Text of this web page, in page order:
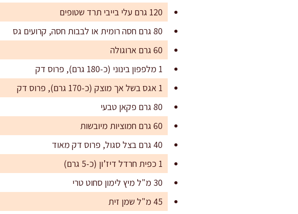
120 גרם עלי בייבי תרד שטופים
80 גרם חסה רומית או לבבות חסה, קרועים גס
60 גרם ארוגולה
1 מלפפון בינוני (כ-180 גרם), פרוס דק
1 אגס בשל אך מוצק (כ-170 גרם), פרוס דק
80 גרם פקאן טבעי
60 גרם חמוציות מיובשות
40 גרם בצל סגול, פרוס דק מאוד
1 כפית חרדל דיז’ון (כ-5 גרם)
30 מ"ל מיץ לימון סחוט טרי
45 מ"ל שמן זית